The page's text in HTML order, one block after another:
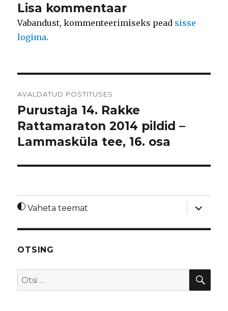
Lisa kommentaar
Vabandust, kommenteerimiseks pead sisse
logima.
AVALDATUD POSTITUSES
Purustaja 14. Rakke
Rattamaraton 2014 pildid –
Lammasküla tee, 16. osa
Vaheta teemat
laienda
OTSING
Otsi: